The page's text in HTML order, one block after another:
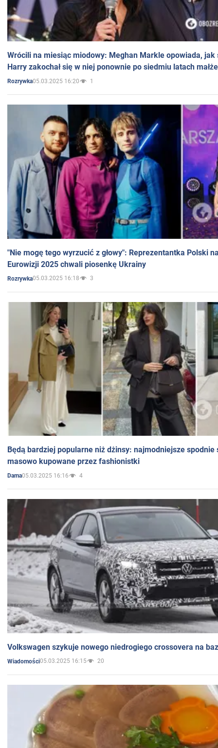
Wrócili na miesiąc miodowy: Meghan Markle opowiada, jak
Harry zakochał się w niej ponownie po siedmiu latach
Rozrywka05.03.2025 16:20 1
"Nie mogę tego wyrzucić z głowy": Reprezentantka Polski
Eurowizji 2025 chwali piosenkę Ukrainy
Rozrywka05.03.2025 16:18 3
Będą bardziej popularne niż dżinsy: najmodniejsze spodnie
masowo kupowane przez fashionistki
Dama05.03.2025 16:16 4
Volkswagen szykuje nowego niedrogiego crossovera na
Wiadomości05.03.2025 16:15 20